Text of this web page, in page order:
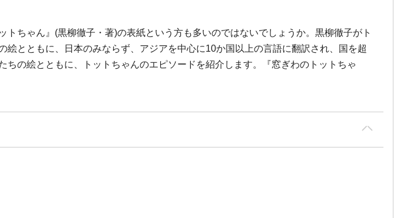
ちゃん』(黒柳徹子・著)の表紙という方も多いのではないでしょうか。黒柳徹子がト
とともに、日本のみならず、アジアを中心に10か国以上の言語に翻訳され、国を超
の絵とともに、トットちゃんのエピソードを紹介します。『窓ぎわのトットちゃ